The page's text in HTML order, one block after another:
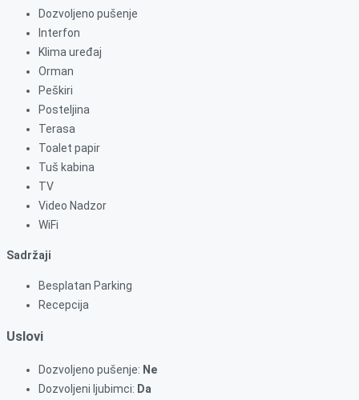
Dozvoljeno pušenje
Interfon
Klima uređaj
Orman
Peškiri
Posteljina
Terasa
Toalet papir
Tuš kabina
TV
Video Nadzor
WiFi
Sadržaji
Besplatan Parking
Recepcija
Uslovi
Dozvoljeno pušenje: Ne
Dozvoljeni ljubimci: Da